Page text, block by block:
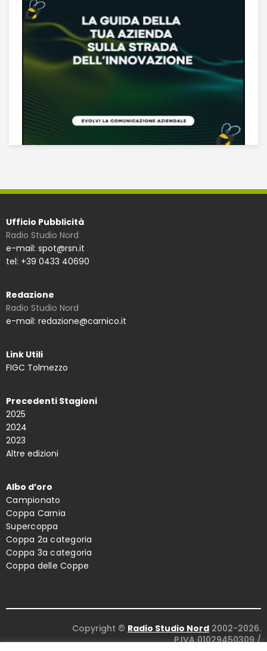
Ufficio Pubblicità
Radio Studio Nord
e-mail: spot@rsn.it
tel: +39 0433 40690
Redazione
Radio Studio Nord
e-mail: redazione@carnico.it
Link Utili
FIGC Tolmezzo
Precedenti Stagioni
2025
2024
2023
Altre edizioni
Albo d’oro
Campionato
Coppa Carnia
Supercoppa
Coppa 2a categoria
Coppa 3a categoria
Coppa delle Coppe
Copyright © Radio Studio Nord 2002-2026.
P.IVA 01029450309/